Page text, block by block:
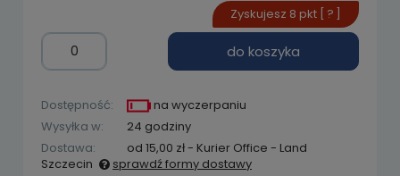
do koszyka
Zyskujesz 8 pkt [ ? ]
Dostępność:
na wyczerpaniu
Wysyłka w:
24 godziny
Dostawa:
od 15,00 zł- Kurier Office - Land
Szczecin
sprawdź formy dostawy